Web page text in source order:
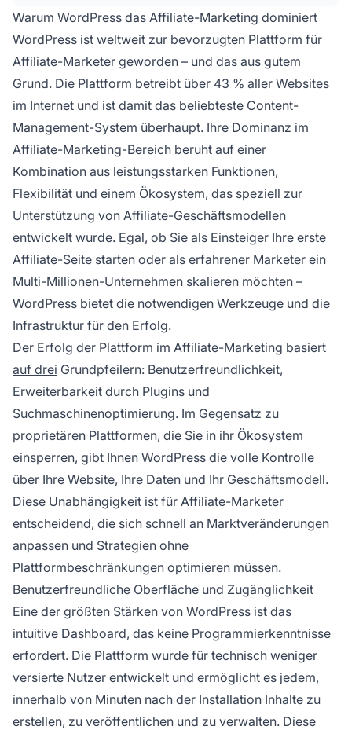
Affiliate-Programme verwalten, Conversions
nachverfolgen und Zahlungen effizient ohne
Zwischenhändlergebühren abwickeln.
Warum WordPress das Affiliate-Marketing dominiert
WordPress ist weltweit zur bevorzugten Plattform für
Affiliate-Marketer geworden – und das aus gutem
Grund. Die Plattform betreibt über 43 % aller Websites
im Internet und ist damit das beliebteste Content-
Management-System überhaupt. Ihre Dominanz im
Affiliate-Marketing-Bereich beruht auf einer
Kombination aus leistungsstarken Funktionen,
Flexibilität und einem Ökosystem, das speziell zur
Unterstützung von Affiliate-Geschäftsmodellen
entwickelt wurde. Egal, ob Sie als Einsteiger Ihre erste
Affiliate-Seite starten oder als erfahrener Marketer ein
Multi-Millionen-Unternehmen skalieren möchten –
WordPress bietet die notwendigen Werkzeuge und die
Infrastruktur für den Erfolg.
Der Erfolg der Plattform im Affiliate-Marketing basiert
auf drei Grundpfeilern: Benutzerfreundlichkeit,
Erweiterbarkeit durch Plugins und
Suchmaschinenoptimierung. Im Gegensatz zu
proprietären Plattformen, die Sie in ihr Ökosystem
einsperren, gibt Ihnen WordPress die volle Kontrolle
über Ihre Website, Ihre Daten und Ihr Geschäftsmodell.
Diese Unabhängigkeit ist für Affiliate-Marketer
entscheidend, die sich schnell an Marktveränderungen
anpassen und Strategien ohne
Plattformbeschränkungen optimieren müssen.
Benutzerfreundliche Oberfläche und Zugänglichkeit
Eine der größten Stärken von WordPress ist das
intuitive Dashboard, das keine Programmierkenntnisse
erfordert. Die Plattform wurde für technisch weniger
versierte Nutzer entwickelt und ermöglicht es jedem,
innerhalb von Minuten nach der Installation Inhalte zu
erstellen, zu veröffentlichen und zu verwalten. Diese